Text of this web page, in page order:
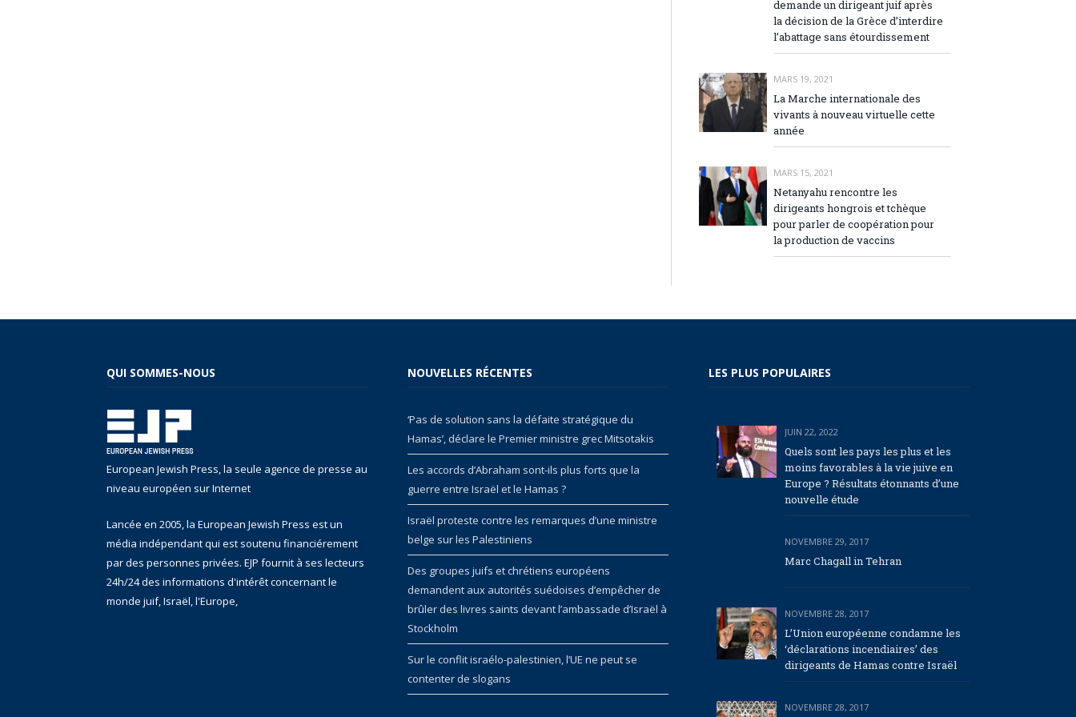
demande un dirigeant juif après
la décision de la Grèce d’interdire
l’abattage sans étourdissement
MARS 19, 2021
La Marche internationale des
vivants à nouveau virtuelle cette
année
MARS 15, 2021
Netanyahu rencontre les
dirigeants hongrois et tchèque
pour parler de coopération pour
la production de vaccins
QUI SOMMES-NOUS
European Jewish Press, la seule agence de presse au
niveau européen sur Internet
Lancée en 2005, la European Jewish Press est un
média indépendant qui est soutenu financiérement
par des personnes privées. EJP fournit à ses lecteurs
24h/24 des informations d'intérêt concernant le
monde juif, Israël, l'Europe,
NOUVELLES RÉCENTES
‘Pas de solution sans la défaite stratégique du
Hamas’, déclare le Premier ministre grec Mitsotakis
Les accords d’Abraham sont-ils plus forts que la
guerre entre Israël et le Hamas ?
Israël proteste contre les remarques d’une ministre
belge sur les Palestiniens
Des groupes juifs et chrétiens européens
demandent aux autorités suédoises d’empêcher de
brûler des livres saints devant l’ambassade d’Israël à
Stockholm
Sur le conflit israélo-palestinien, l’UE ne peut se
contenter de slogans
LES PLUS POPULAIRES
JUIN 22, 2022
Quels sont les pays les plus et les
moins favorables à la vie juive en
Europe ? Résultats étonnants d’une
nouvelle étude
NOVEMBRE 29, 2017
Marc Chagall in Tehran
NOVEMBRE 28, 2017
L’Union européenne condamne les
‘déclarations incendiaires’ des
dirigeants de Hamas contre Israël
NOVEMBRE 28, 2017